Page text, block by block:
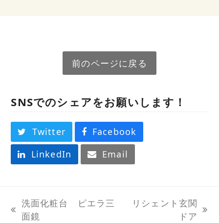
前のページに戻る
SNSでのシェアをお願いします！
Twitter
Facebook
LinkedIn
Email
previous
洗面化粧台 ピエラ三
面鏡
リシェント玄関
ドア